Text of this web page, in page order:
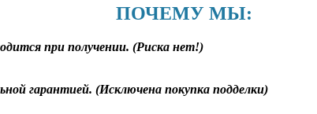
ПОЧЕМУ МЫ:
при получении. (Риска нет!)
гарантией. (Исключена покупка подделки)